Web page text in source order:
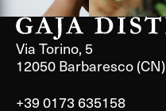
Via Torino, 5
12050 Barbaresco (CN)
+39 0173 635158